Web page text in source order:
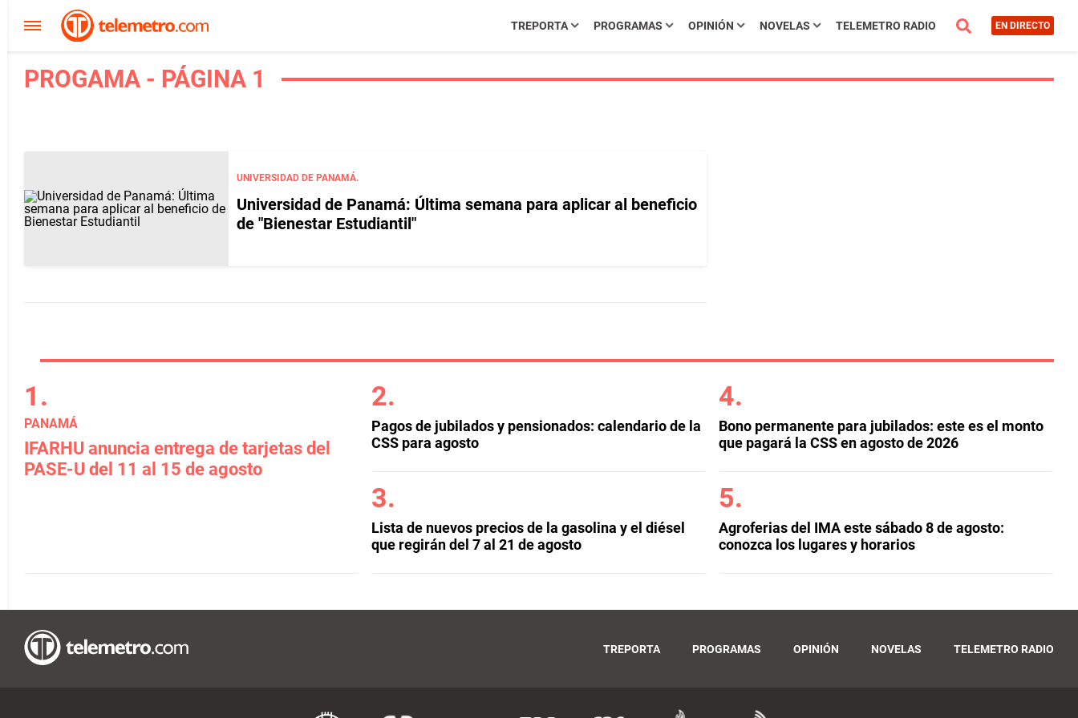
TREPORTA PROGRAMAS OPINIÓN NOVELAS TELEMETRO RADIO EN DIRECTO
PROGAMA - PÁGINA 1
UNIVERSIDAD DE PANAMÁ.
Universidad de Panamá: Última semana para aplicar al beneficio
de "Bienestar Estudiantil"
PANAMÁ
IFARHU anuncia entrega de tarjetas del
PASE-U del 11 al 15 de agosto
Pagos de jubilados y pensionados: calendario de la
CSS para agosto
Lista de nuevos precios de la gasolina y el diésel
que regirán del 7 al 21 de agosto
Bono permanente para jubilados: este es el monto
que pagará la CSS en agosto de 2026
Agroferias del IMA este sábado 8 de agosto:
conozca los lugares y horarios
TREPORTA PROGRAMAS OPINIÓN NOVELAS TELEMETRO RADIO